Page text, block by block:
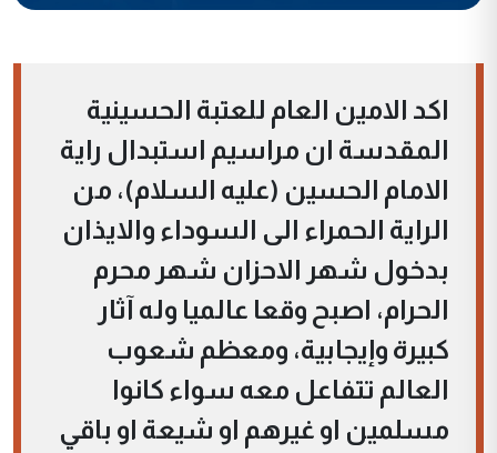
اكد الامين العام للعتبة الحسينية
المقدسة ان مراسيم استبدال راية
الامام الحسين (عليه السلام)، من
الراية الحمراء الى السوداء والايذان
بدخول شهر الاحزان شهر محرم
الحرام، اصبح وقعا عالميا وله آثار
كبيرة وإيجابية، ومعظم شعوب
العالم تتفاعل معه سواء كانوا
مسلمين او غيرهم او شيعة او باقي